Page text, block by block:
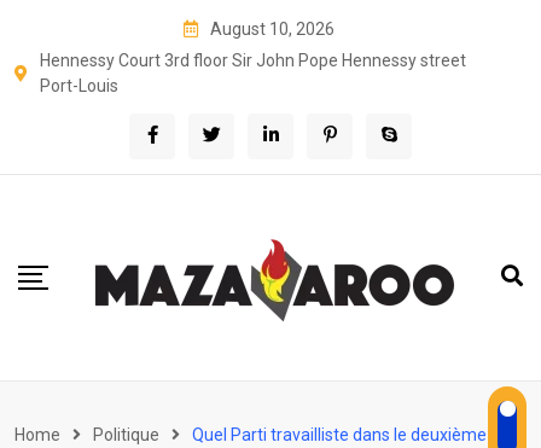
content
August 10, 2026
Hennessy Court 3rd floor Sir John Pope Hennessy street
Port-Louis
Home Politique
Quel Parti travailliste dans le deuxième